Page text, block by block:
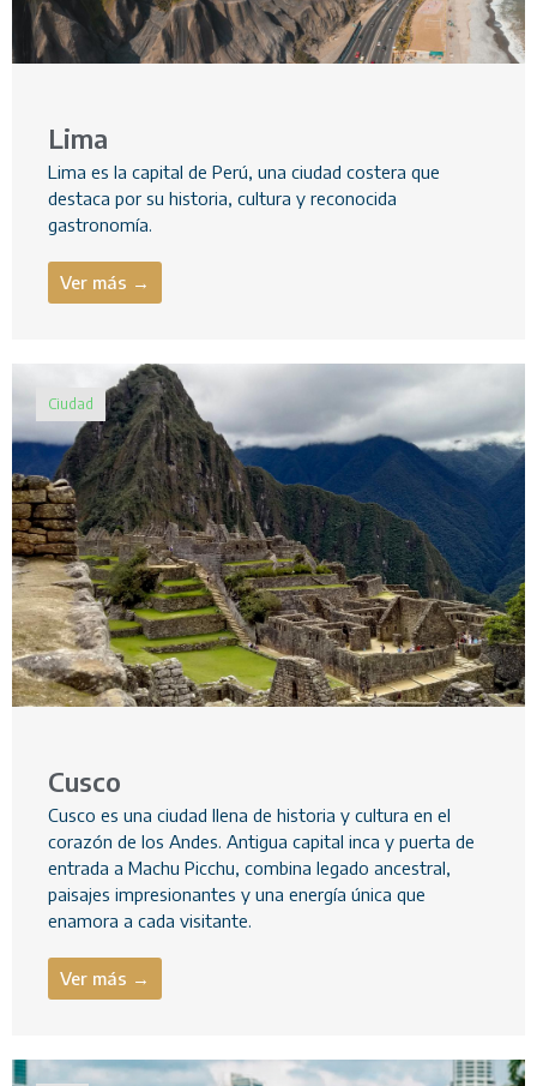
Lima
Lima es la capital de Perú, una ciudad costera que
destaca por su historia, cultura y reconocida
gastronomía.
Ver más →
Ciudad
Cusco
Cusco es una ciudad llena de historia y cultura en el
corazón de los Andes. Antigua capital inca y puerta de
entrada a Machu Picchu, combina legado ancestral,
paisajes impresionantes y una energía única que
enamora a cada visitante.
Ver más →